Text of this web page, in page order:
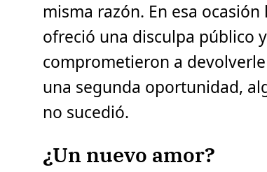
misma razón. En esa
ofreció una disculpa público
comprometieron a
una segunda oportunidad,
no sucedió.
¿Un nuevo amor?